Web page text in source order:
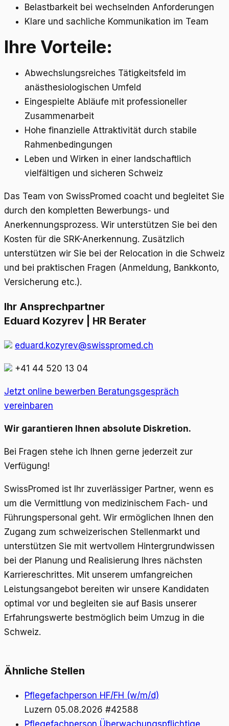
Belastbarkeit bei wechselnden Anforderungen
Klare und sachliche Kommunikation im Team
Ihre Vorteile:
Abwechslungsreiches Tätigkeitsfeld im
anästhesiologischen Umfeld
Eingespielte Abläufe mit professioneller
Zusammenarbeit
Hohe finanzielle Attraktivität durch stabile
Rahmenbedingungen
Leben und Wirken in einer landschaftlich
vielfältigen und sicheren Schweiz
Das Team von SwissPromed coacht und begleitet Sie
durch den kompletten Bewerbungs- und
Anerkennungsprozess. Wir unterstützen Sie bei den
Kosten für die SRK-Anerkennung. Zusätzlich
unterstützen wir Sie bei der Relocation in die Schweiz
und bei praktischen Fragen (Anmeldung, Bankkonto,
Versicherung etc.).
Ihr Ansprechpartner
Eduard Kozyrev | HR Berater
eduard.kozyrev@swisspromed.ch
+41 44 520 13 04
Jetzt online bewerben Beratungsgespräch
vereinbaren
Wir garantieren Ihnen absolute Diskretion.
Bei Fragen stehe ich Ihnen gerne jederzeit zur
Verfügung!
SwissPromed ist Ihr zuverlässiger Partner, wenn es
um die Vermittlung von medizinischem Fach- und
Führungspersonal geht. Wir ermöglichen Ihnen den
Zugang zum schweizerischen Stellenmarkt und
unterstützen Sie mit wertvollem Hintergrundwissen
bei der Planung und Realisierung Ihres nächsten
Karriereschrittes. Mit unserem umfangreichen
Leistungsangebot bereiten wir unsere Kandidaten
optimal vor und begleiten sie auf Basis unserer
Erfahrungswerte bestmöglich beim Umzug in die
Schweiz.
Ähnliche Stellen
Pflegefachperson HF/FH (w/m/d)
Luzern 05.08.2026 #42588
Pflegefachperson Überwachungspflichtige